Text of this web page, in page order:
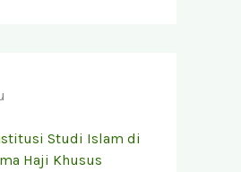
Studi Islam di
Haji Khusus